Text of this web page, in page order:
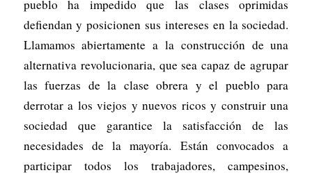
pueblo ha impedido que las clases oprimidas
defiendan y posicionen sus intereses en la sociedad.
Llamamos abiertamente a la construcción de una
alternativa revolucionaria, que sea capaz de agrupar
las fuerzas de la clase obrera y el pueblo para
derrotar a los viejos y nuevos ricos y construir una
sociedad que garantice la satisfacción de las
necesidades de la mayoría. Están convocados a
participar todos los trabajadores, campesinos,